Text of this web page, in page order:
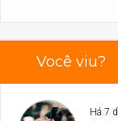
Você viu?
Há 7